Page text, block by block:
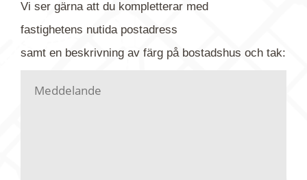
gärna av tavlan och bifoga bilden. Skicka sedan
din förfrågan till oss.
kontaktar dig så fort vi kan, givetvis utan
Vi ser gärna att du kompletterar med
fastighetens nutida postadress
samt en beskrivning av färg på bostadshus och tak: